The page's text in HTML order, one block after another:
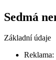
Sedmá
Základní údaje
Reklama: